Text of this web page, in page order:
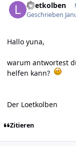
Loetkolben
Geschrieben
Hallo yuna,
warum antwortest
helfen kann?
Der Loetkolben
Zitieren